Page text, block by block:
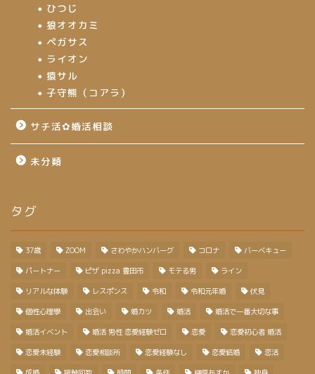
ひつじ
狼オオカミ
ペガサス
ライオン
猿サル
子守熊（コアラ）
サチ活✿婚活相談
未分類
タグ
37歳 ZOOM さわやかハンバーグ コロナ バーベキュー
パートナー ピザ pizza 豊田市 モテる男 ライン
リアルな体験 レスポンス 令和 令和元年婚 伏見
個性心理學 出会い 婚カツ 婚活 婚活で一番大切な事
婚活イベント 婚活 男性 恋愛経験ゼロ 恋愛 恋愛初心者 婚活
恋愛未経験 恋愛相談所 恋愛経験なし 恋愛結婚 恋活